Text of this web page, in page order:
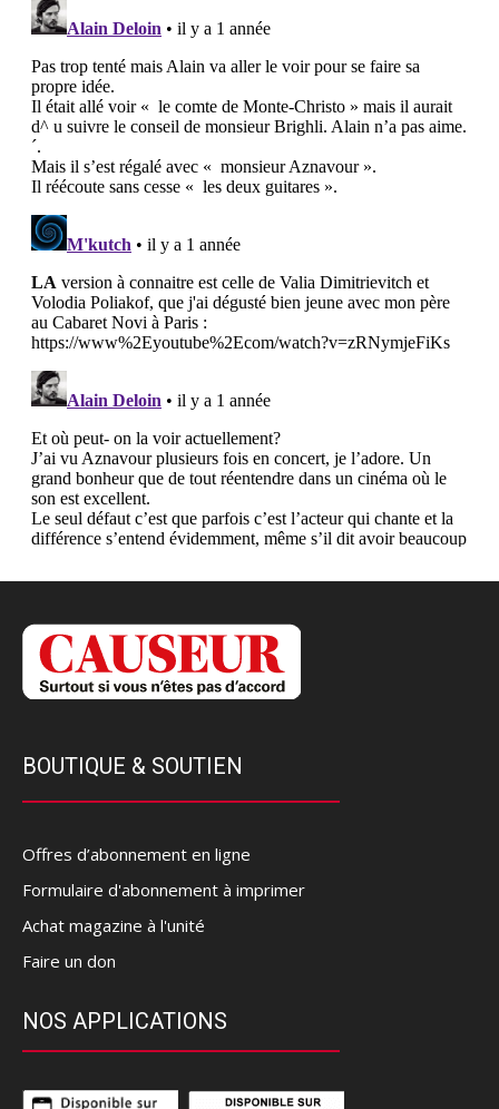
BOUTIQUE & SOUTIEN
Offres d’abonnement en ligne
Formulaire d'abonnement à imprimer
Achat magazine à l'unité
Faire un don
NOS APPLICATIONS